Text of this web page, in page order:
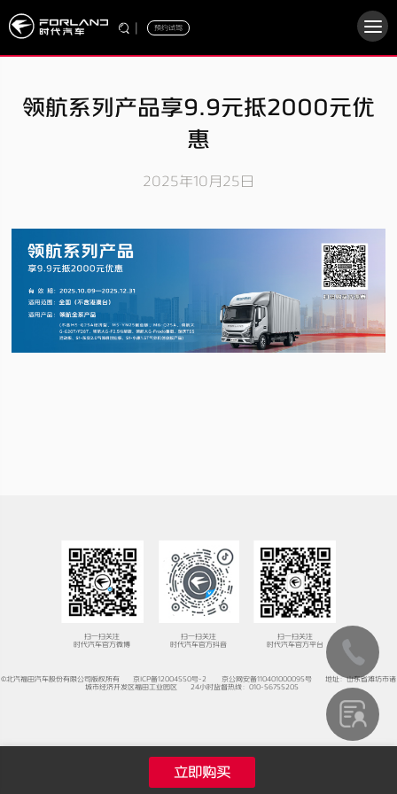
| 预约试驾
领航系列产品享9.9元抵2000元优
惠
2025年10月25日
立即购买
扫一扫关注
时代汽车官方微博
扫一扫关注
时代汽车官方抖音
扫一扫关注
时代汽车官方平台
©北汽福田汽车股份有限公司版权所有 京ICP备12004550号-2 京公网安备110401000095号
地址：山东省潍坊市诸
城市经济开发区福田工业园区
24小时监督热线：010-56755205